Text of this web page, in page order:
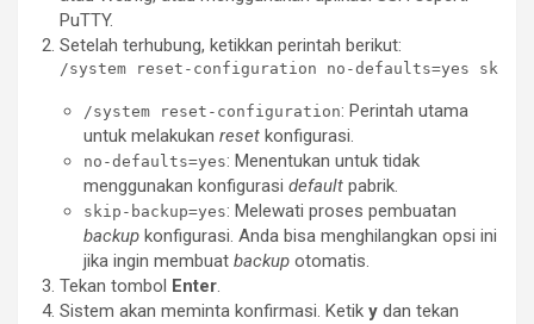
PuTTY.
Setelah terhubung, ketikkan perintah berikut:
/system reset-configuration: Perintah utama
untuk melakukan reset konfigurasi.
no-defaults=yes: Menentukan untuk tidak
menggunakan konfigurasi default pabrik.
skip-backup=yes: Melewati proses pembuatan
backup konfigurasi. Anda bisa menghilangkan opsi ini
jika ingin membuat backup otomatis.
Tekan tombol Enter.
Sistem akan meminta konfirmasi. Ketik y dan tekan